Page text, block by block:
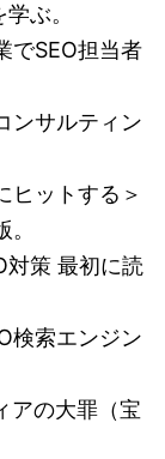
ぶ。
でSEO担当者
ンサルティン
ヒットする＞
対策 最初に読
検索エンジン
の大罪（宝